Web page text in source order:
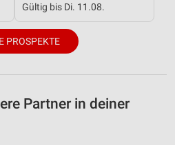
Gültig bis Di. 11.08.
PROSPEKTE
Partner in deiner